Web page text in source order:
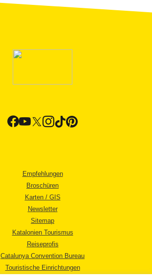
Empfehlungen
Broschüren
Karten / GIS
Newsletter
Sitemap
Katalonien Tourismus
Reiseprofis
Catalunya Convention Bureau
Touristische Einrichtungen